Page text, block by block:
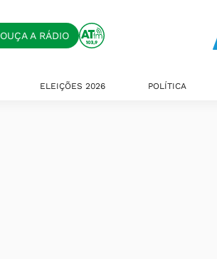
OUÇA A RÁDIO
ELEIÇÕES 2026 POLÍTICA